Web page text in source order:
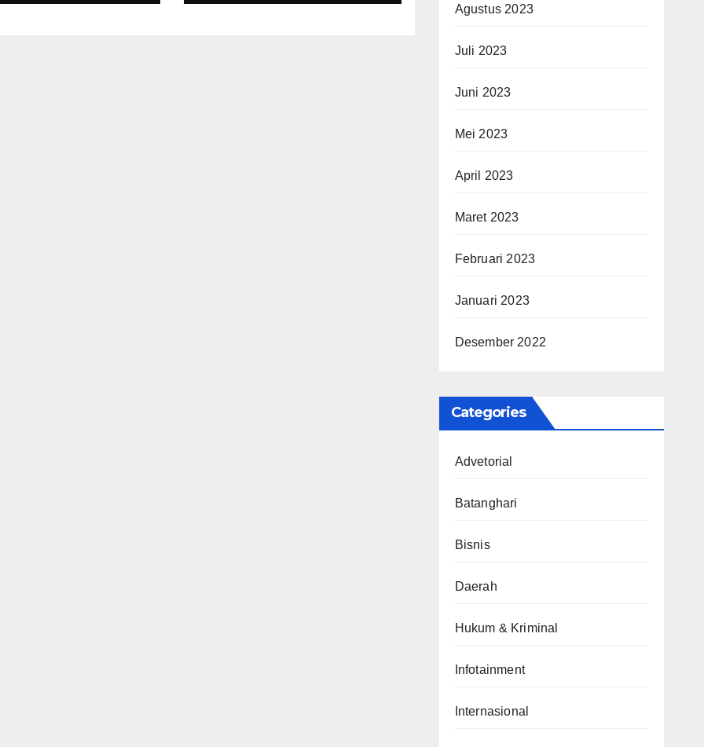
Agustus 2023
Juli 2023
Juni 2023
Mei 2023
April 2023
Maret 2023
Februari 2023
Januari 2023
Desember 2022
Categories
Advetorial
Batanghari
Bisnis
Daerah
Hukum & Kriminal
Infotainment
Internasional